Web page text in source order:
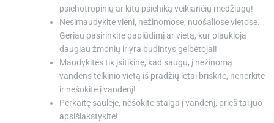
psichotropinių ar kitų psichiką veikiančių medžiagų!
Nesimaudykite vieni, nežinomose, nuošaliose vietose.
Geriau pasirinkite paplūdimį ar vietą, kur plaukioja
daugiau žmonių ir yra budintys gelbėtojai!
Maudykitės tik įsitikinę, kad saugu, į nežinomą
vandens telkinio vietą iš pradžių lėtai briskite, nenerkite
ir nešokite į vandenį!
Perkaitę saulėje, nešokite staiga į vandenį, prieš tai juo
apsišlakstykite!